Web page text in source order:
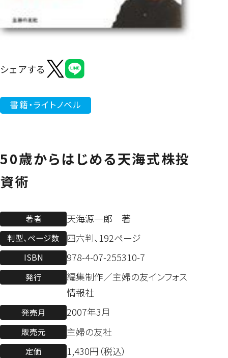
シェアする
書籍・ライトノベル
50歳からはじめる天海式株投
資術
著者 天海源一郎 著
判型、ページ数 四六判、192ページ
ISBN 978-4-07-255310-7
発行 編集制作／主婦の友インフォス
情報社
発売月 2007年3月
販売元 主婦の友社
定価 1,430円（税込）